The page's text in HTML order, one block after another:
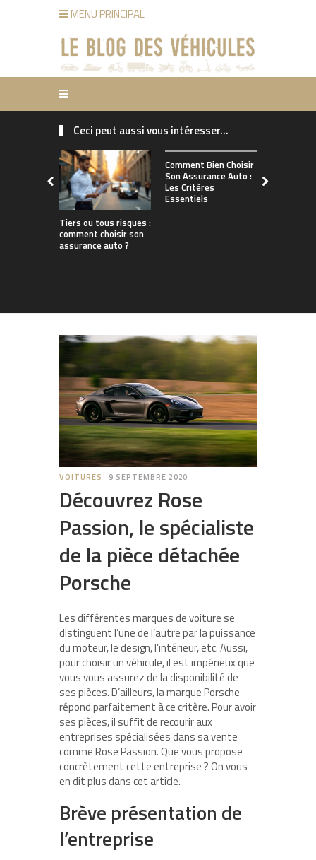
MENU PRINCIPAL
Ceci peut aussi vous intéresser...
Tiers ou tous risques :
comment choisir son
assurance auto ?
Comment Bien Choisir
Son Assurance Auto :
Les Critères
Essentiels
VOITURES 9 SEPTEMBRE 2020
Découvrez Rose
Passion, le spécialiste
de la pièce détachée
Porsche
Les différentes marques de voiture se
distinguent l’une de l’autre par la puissance
du moteur, le design, l’intérieur, etc. Aussi,
pour choisir un véhicule, il est impérieux que
vous vous assurez de la disponibilité de
ses pièces. D’ailleurs, la marque Porsche
répond parfaitement à ce critère. Pour avoir
ses pièces, il suffit de recourir aux
entreprises spécialisées dans sa vente
comme Rose Passion. Que vous propose
concrètement cette entreprise ? On vous
en dit plus dans cet article.
Brève présentation de
l’entreprise